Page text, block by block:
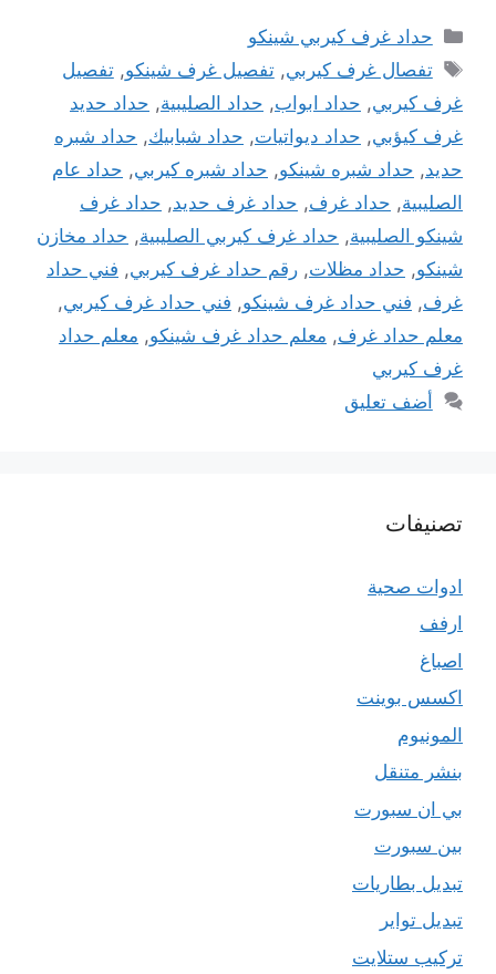
التصنيفات
حداد غرف كيربي شينكو
الوسوم
تفصال غرف كيربي,تفصيل غرف شينكو,تفصيل
غرف كيربي, حداد ابواب, حداد الصليبية, حداد حديد
غرف كيؤبي, حداد ديواتيات, حداد شبابيك, حداد شبره
حديد, حداد شبره شينكو, حداد شبره كيربي, حداد عام
الصليبية, حداد غرف, حداد غرف حديد, حداد غرف
شينكو الصليبية, حداد غرف كيربي الصليبية, حداد مخازن
شينكو, حداد مظلات, رقم حداد غرف كيربي, فني حداد
غرف, فني حداد غرف شينكو, فني حداد غرف كيربي,
معلم حداد غرف, معلم حداد غرف شينكو, معلم حداد
غرف كيربي
أضف تعليق
تصنيفات
ادوات صحية
ارفف
اصباغ
اكسس بوينت
المونيوم
بنشر متنقل
بي ان سبورت
بين سبورت
تبديل بطاريات
تبديل تواير
تركيب ستلايت